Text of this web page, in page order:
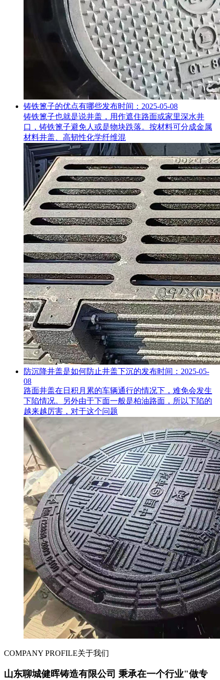
铸铁篦子的优点有哪些发布时间：2025-05-08
铸铁篦子也就是说井盖，用作遮住路面或家里深水井
口，铸铁篦子避免人或是物块跌落。按材料可分成金属
材料井盖、高韧性化学纤维混
防沉降井盖是如何防止井盖下沉的发布时间：2025-05-
08
路面井盖在日积月累的车辆通行的情况下，难免会发生
下陷情况。另外由于下面一般是柏油路面，所以下陷的
越来越厉害，对于这个问题
COMPANY PROFILE关于我们
山东聊城健晖铸造有限公司 秉承在一个行业"做专